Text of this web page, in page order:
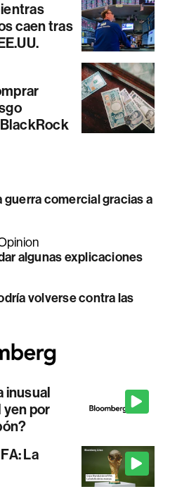
caen tras
guerra comercial gracias a
algunas explicaciones
volverse contra las
inusual
por
La